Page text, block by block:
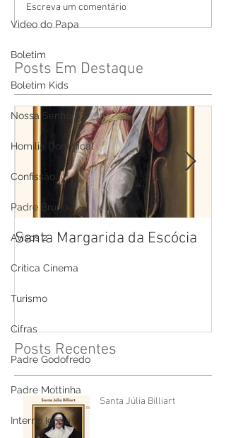
Video do Papa
Boletim
Boletim Kids
Nossa Senhora
Homilia Dominical
Confissão
Padre Bruno
Avisos 2
Crítica Cinema
Turismo
Cifras
Padre Godofredo
Padre Mottinha
Interno Igreja
Escreva um comentário
Posts Em Destaque
Santa Margarida da Escócia
Posts Recentes
Santa Júlia Billiart